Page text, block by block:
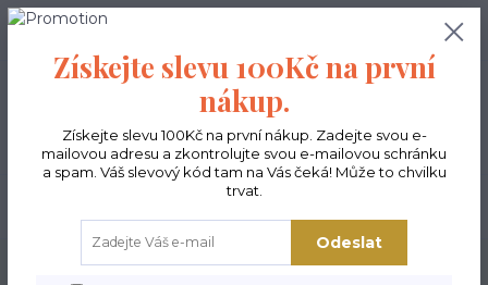
0,00 Kč
Kabelky ekologické Kabelky velké
Získejte slevu 100Kč na první
nákup.
Získejte slevu 100Kč na první nákup. Zadejte svou e-
mailovou adresu a zkontrolujte svou e-mailovou schránku
a spam. Váš slevový kód tam na Vás čeká! Může to chvilku
trvat.
Odeslat